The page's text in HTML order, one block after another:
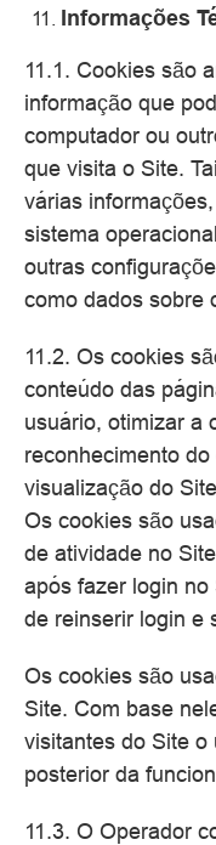
Informações
11.1. Cookies são
informação que
computador ou
que visita o Site.
várias
sistema
outras
como dados sobre
11.2. Os cookies
conteúdo das
usuário, otimizar a
reconhecimento
visualização do
Os cookies são
de atividade no
após fazer login
de reinserir login e
Os cookies são
Site. Com base
visitantes do Site o
posterior da
11.3. O Operador